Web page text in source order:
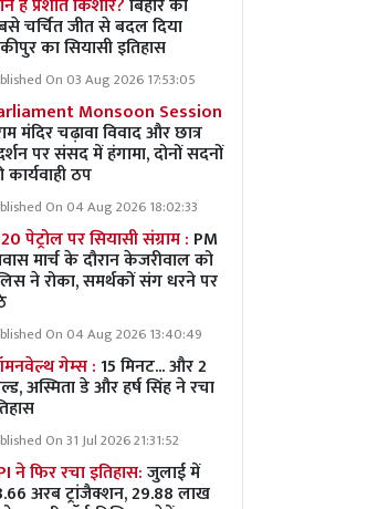
हैं प्रशांत किशोर?बिहार की
चर्चित जीत से बदल दिया
का सियासी इतिहास
On 03 Aug 2026 17:53:05
Monsoon Session
मंदिर चढ़ावा विवाद और छात्र
पर संसद में हंगामा, दोनों सदनों
कार्यवाही ठप
On 04 Aug 2026 18:02:33
पेट्रोल पर सियासी संग्राम : PM
मार्च के दौरान केजरीवाल को
ने रोका, समर्थकों संग धरने पर
On 04 Aug 2026 13:40:49
गेम्स :15 मिनट... और 2
अस्मिता डे और हर्ष सिंह ने रचा
On 31 Jul 2026 21:31:52
ने फिर रचा इतिहास:जुलाई में
अरब ट्रांजैक्शन, 29.88 लाख